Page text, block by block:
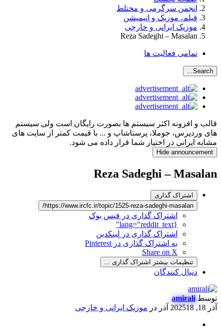
انجمن سرگرمی و مختلط
فیلم، موزیک و انیمیشن
موزیک ایرانی و خارجی
Reza Sadeghi – Masalan
تمامی فعالیت ها
Search...
قالب و افزونه اکثر سیستم ها بصورت رایگان است ولی سیستم
های وردپرس، جوملا، پرستاشاپ و ... با قیمت کمتر از سایت های
مشابه ایرانی در اختیار شما قرار داده می شود.
Hide announcement
Reza Sadeghi – Masalan
اشتراک گذاری
https://www.ircfc.ir/topic/1525-reza-sadeghi-masalan/
اشتراک گذاری در فیس بوک
{lang="reddit_text"
اشتراک گذاری در لینکدین
به اشتراک گذاری در Pinterest
Share on X
تنظیمات بیشتر اشتراک گذاری ...
دنبال کنندگان
توسطamirali
آذر 18, 2025
18 آذر در موزیک ایرانی و خارجی